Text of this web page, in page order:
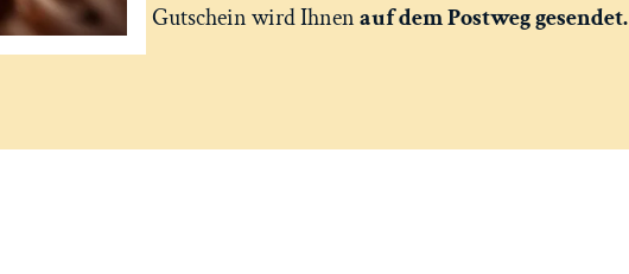
Gutschein wird Ihnenauf dem Postweg gesendet.